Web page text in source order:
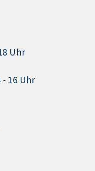
Uhr
16 Uhr